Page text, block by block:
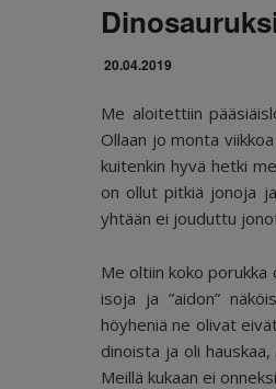
20.04.2019
Me aloitettiin
Ollaan jo monta
kuitenkin hyvä hetki
on ollut pitkiä jonoja
yhtään ei jouduttu
Me oltiin koko porukka
isoja ja ”aidon”
höyheniä ne olivat
dinoista ja oli
Meillä kukaan ei